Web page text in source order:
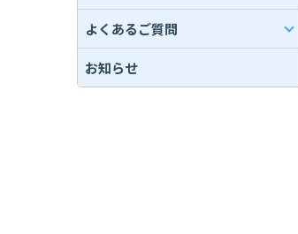
よくあるご質問
お知らせ